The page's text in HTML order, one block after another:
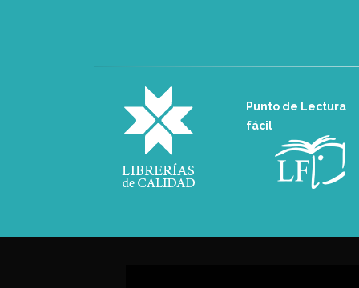
Punto de Lectura
fácil